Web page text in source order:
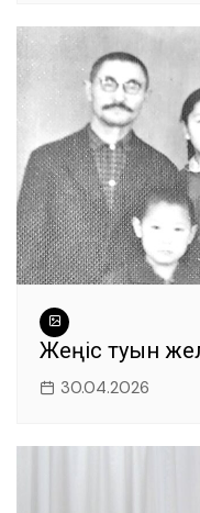
Жеңіс туын
30.04.2026